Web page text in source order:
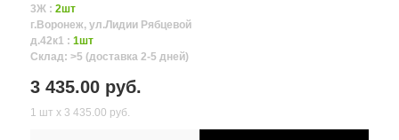
3Ж : 2шт
г.Воронеж, ул.Лидии Рябцевой
д.42к1 : 1шт
Склад: >5 (доставка 2-5 дней)
3 435.00 руб.
1 шт х 3 435.00 руб.